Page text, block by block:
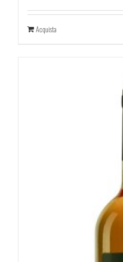
Acquista